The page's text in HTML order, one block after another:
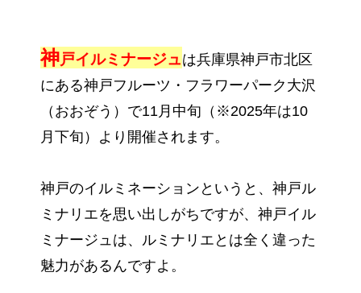
神戸イルミナージュは兵庫県神戸市北区
にある神戸フルーツ・フラワーパーク大沢
（おおぞう）で11月中旬（※2025年は10
月下旬）より開催されます。
神戸のイルミネーションというと、神戸ル
ミナリエを思い出しがちですが、神戸イル
ミナージュは、ルミナリエとは全く違った
魅力があるんですよ。